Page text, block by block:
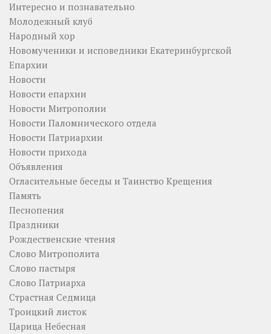
Интересно и познавательно
Молодежный клуб
Народный хор
Новомученики и исповедники Екатеринбургской
Епархии
Новости
Новости епархии
Новости Митрополии
Новости Паломнического отдела
Новости Патриархии
Новости прихода
Объявления
Огласительные беседы и Таинство Крещения
Память
Песнопения
Праздники
Рождественские чтения
Слово Митрополита
Слово пастыря
Слово Патриарха
Страстная Седмица
Троицкий листок
Царица Небесная